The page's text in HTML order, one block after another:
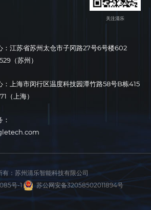
关注清乐
：江苏省苏州太仓市子冈路27号6号楼602
（苏州）
：上海市闵行区温度科技园潭竹路58号B栋415
（上海）
： 苏州清乐智能科技有限公司
号-1
苏公网安备32058502011894号